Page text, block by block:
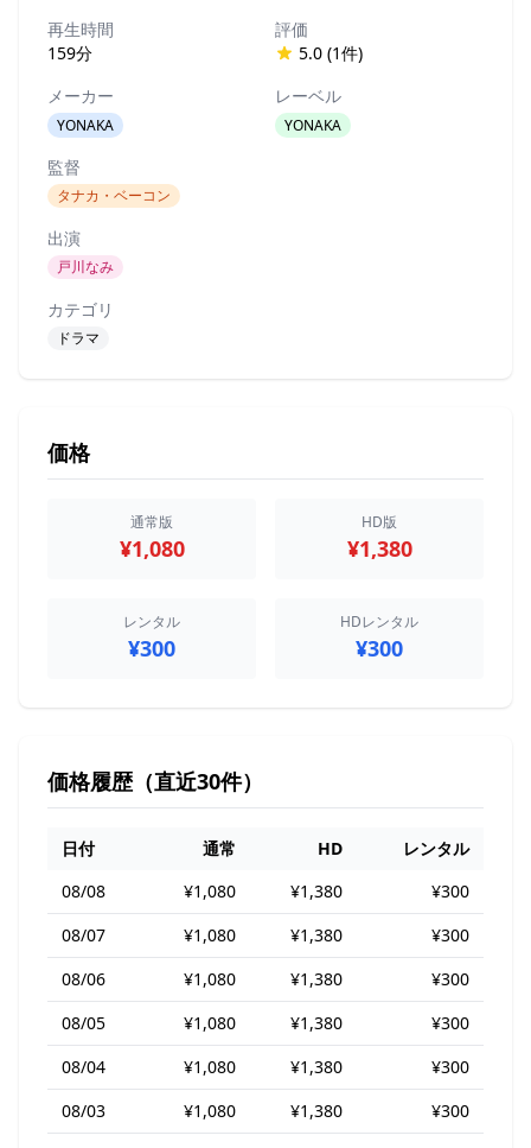
再生時間
159分
評価
5.0 (1件)
メーカー
YONAKA
レーベル
YONAKA
監督
タナカ・ベーコン
出演
戸川なみ
カテゴリ
ドラマ
価格
通常版
¥1,080
HD版
¥1,380
レンタル
¥300
HDレンタル
¥300
価格履歴（直近30件）
日付 通常 HD
レンタル
08/08
¥1,080 ¥1,380
¥300
08/07
¥1,080 ¥1,380
¥300
08/06
¥1,080 ¥1,380
¥300
08/05
¥1,080 ¥1,380
¥300
08/04
¥1,080 ¥1,380
¥300
08/03
¥1,080 ¥1,380
¥300